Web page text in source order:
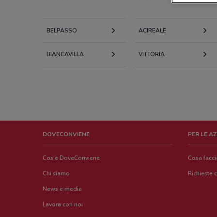
BELPASSO ACIREALE
BIANCAVILLA VITTORIA
DOVECONVIENE
Cos'è DoveConviene
Chi siamo
News e media
Lavora con noi
PER LE
Cosa
Richieste